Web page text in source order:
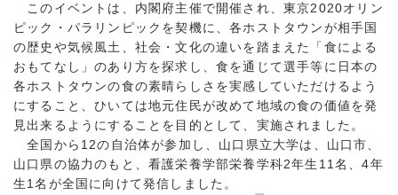
このイベントは、内閣府主催で開催され、東京2020オリン
ピック・パラリンピックを契機に、各ホストタウンが相手国
の歴史や気候風土、社会・文化の違いを踏まえた「食による
おもてなし」のあり方を探求し、食を通じて選手等に日本の
各ホストタウンの食の素晴らしさを実感していただけるよう
にすること、ひいては地元住民が改めて地域の食の価値を発
見出来るようにすることを目的として、実施されました。
全国から12の自治体が参加し、山口県立大学は、山口市、
山口県の協力のもと、看護栄養学部栄養学科2年生11名、4年
生1名が全国に向けて発信しました。